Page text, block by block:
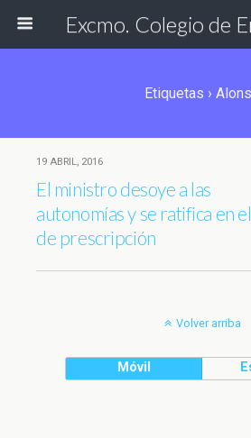
Etiquetas ›
19 ABRIL, 2016
El ministro desoye a las
autonomías y se ratifica en
de prescripción
Volver arriba
Móvil